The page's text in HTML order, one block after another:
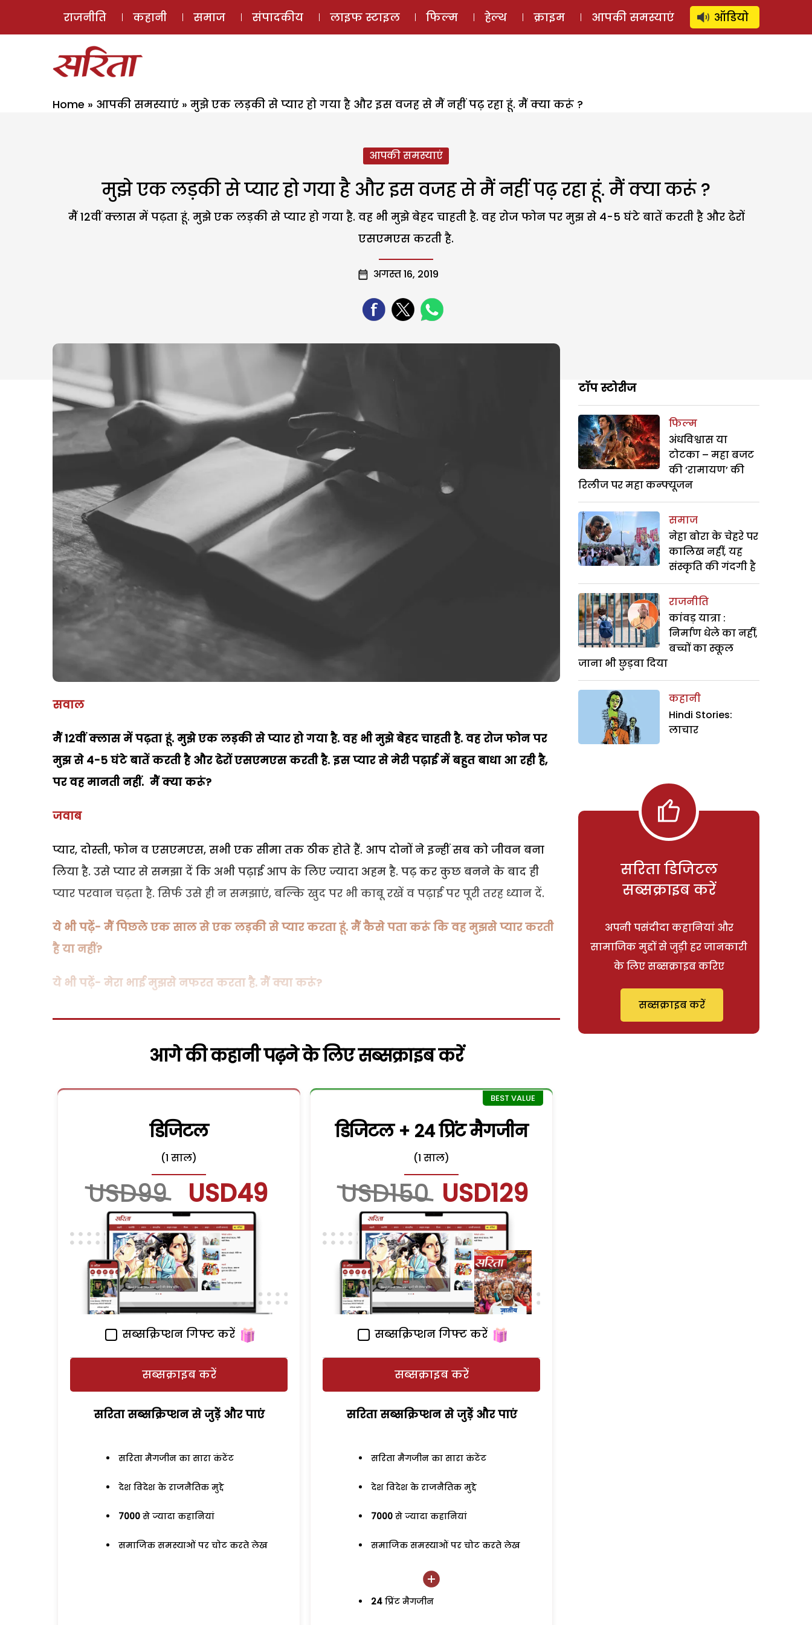
ई-मैगज़ीन ऑडियो स्टोरी लॉग इन ⚲ SUBSCRIBE
राजनीति कहानी समाज संपादकीय लाइफ स्टाइल फिल्म हेल्थ क्राइम आपकी समस्याएं ऑडियो
Home » आपकी समस्याएं » मुझे एक लड़की से प्यार हो गया है और इस वजह से मैं नहीं पढ़ रहा हूं. मैं क्या करूं ?
आपकी समस्याएं
मुझे एक लड़की से प्यार हो गया है और इस वजह से मैं नहीं पढ़ रहा हूं. मैं क्या करूं ?
मैं 12वीं क्लास में पढ़ता हूं. मुझे एक लड़की से प्यार हो गया है. वह भी मुझे बेहद चाहती है. वह रोज फोन पर मुझ से 4-5 घंटे बातें करती है और ढेरों
एसएमएस करती है.
अगस्त 16, 2019
सवाल
मैं 12वीं क्लास में पढ़ता हूं. मुझे एक लड़की से प्यार हो गया है. वह भी मुझे बेहद चाहती है. वह रोज फोन पर
मुझ से 4-5 घंटे बातें करती है और ढेरों एसएमएस करती है. इस प्यार से मेरी पढ़ाई में बहुत बाधा आ रही है,
पर वह मानती नहीं. मैं क्या करूं?
जवाब
प्यार, दोस्ती, फोन व एसएमएस, सभी एक सीमा तक ठीक होते हैं. आप दोनों ने इन्हीं सब को जीवन बना
लिया है. उसे प्यार से समझा दें कि अभी पढ़ाई आप के लिए ज्यादा अहम है. पढ़ कर कुछ बनने के बाद ही
प्यार परवान चढ़ता है. सिर्फ उसे ही न समझाएं, बल्कि खुद पर भी काबू रखें व पढ़ाई पर पूरी तरह ध्यान दें.
ये भी पढ़ें- मैं पिछले एक साल से एक लड़की से प्यार करता हूं. मैं कैसे पता करूं कि वह मुझसे प्यार करती
है या नहीं?
ये भी पढ़ें- मेरा भाई मुझसे नफरत करता है. मैं क्या करूं?
आगे की कहानी पढ़ने के लिए सब्सक्राइब करें
डिजिटल
(1 साल)
USD99 USD49
सब्सक्रिप्शन गिफ्ट करें
सब्सक्राइब करें
सरिता सब्सक्रिप्शन से जुड़ेें और पाएं
सरिता मैगजीन का सारा कंटेंट
देश विदेश के राजनैतिक मुद्दे
7000 से ज्यादा कहानियां
समाजिक समस्याओं पर चोट करते लेख
डिजिटल + 24 प्रिंट मैगजीन
(1 साल)
USD150 USD129
सब्सक्रिप्शन गिफ्ट करें
सब्सक्राइब करें
सरिता सब्सक्रिप्शन से जुड़ेें और पाएं
सरिता मैगजीन का सारा कंटेंट
देश विदेश के राजनैतिक मुद्दे
7000 से ज्यादा कहानियां
समाजिक समस्याओं पर चोट करते लेख
24 प्रिंट मैगजीन
टॉप स्टोरीज
फिल्म
अंधविश्वास या
टोटका – महा बजट
की ‘रामायण’ की
रिलीज पर महा कन्फ्यूजन
समाज
नेहा बोरा के चेहरे पर
कालिख नहीं, यह
संस्कृति की गंदगी है
राजनीति
कांवड़ यात्रा :
निर्माण धेले का नहीं,
बच्चों का स्कूल
जाना भी छुड़वा दिया
कहानी
Hindi Stories:
लाचार
सरिता डिजिटल
सब्सक्राइब करें
अपनी पसंदीदा कहानियां और
सामाजिक मुद्दों से जुड़ी हर जानकारी
के लिए सब्सक्राइब करिए
सब्सक्राइब करें